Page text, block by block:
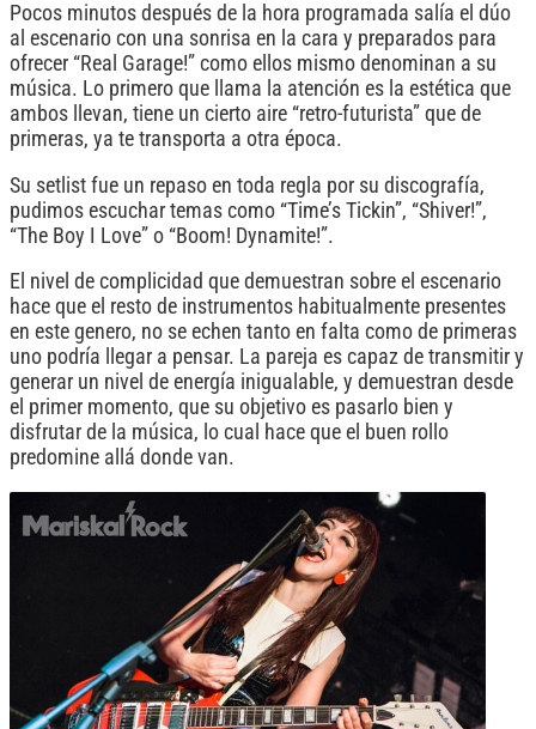
Pocos minutos después de la hora programada salía el dúo
al escenario con una sonrisa en la cara y preparados para
ofrecer “Real Garage!” como ellos mismo denominan a su
música. Lo primero que llama la atención es la estética que
ambos llevan, tiene un cierto aire “retro-futurista” que de
primeras, ya te transporta a otra época.
Su setlist fue un repaso en toda regla por su discografía,
pudimos escuchar temas como “Time’s Tickin”, “Shiver!”,
“The Boy I Love” o “Boom! Dynamite!”.
El nivel de complicidad que demuestran sobre el escenario
hace que el resto de instrumentos habitualmente presentes
en este genero, no se echen tanto en falta como de primeras
uno podría llegar a pensar. La pareja es capaz de transmitir y
generar un nivel de energía inigualable, y demuestran desde
el primer momento, que su objetivo es pasarlo bien y
disfrutar de la música, lo cual hace que el buen rollo
predomine allá donde van.